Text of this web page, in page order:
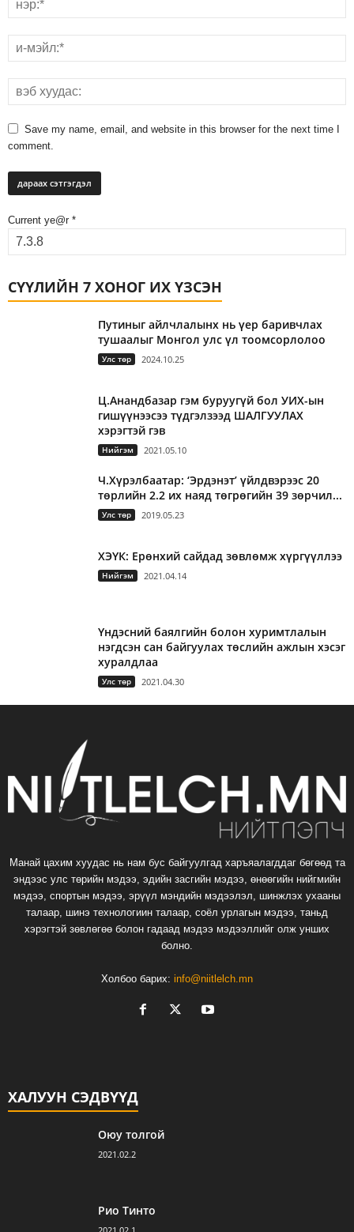
Save my name, email, and website in this browser for the next time I
comment.
Current ye@r *
СҮҮЛИЙН 7 ХОНОГ ИХ ҮЗСЭН
Путиныг айлчлалынх нь үер баривчлах
тушаалыг Монгол улс үл тоомсорлолоо
Улс төр 2024.10.25
Ц.Анандбазар гэм буруугүй бол УИХ-ын
гишүүнээсээ түдгэлзээд ШАЛГУУЛАХ
хэрэгтэй гэв
Нийгэм 2021.05.10
Ч.Хүрэлбаатар: ‘Эрдэнэт’ үйлдвэрээс 20
төрлийн 2.2 их наяд төгрөгийн 39 зөрчил...
Улс төр 2019.05.23
ХЭҮК: Ерөнхий сайдад зөвлөмж хүргүүллээ
Нийгэм 2021.04.14
Үндэсний баялгийн болон хуримтлалын
нэгдсэн сан байгуулах төслийн ажлын хэсэг
хуралдлаа
Улс төр 2021.04.30
Манай цахим хуудас нь нам бус байгуулгад харъяалагддаг бөгөөд та
эндээс улс төрийн мэдээ, эдийн засгийн мэдээ, өнөөгийн нийгмийн
мэдээ, спортын мэдээ, эрүүл мэндийн мэдээлэл, шинжлэх ухааны
талаар, шинэ технологиин талаар, соёл урлагын мэдээ, таньд
хэрэгтэй зөвлөгөө болон гадаад мэдээ мэдээллийг олж унших
болно.
Холбоо барих: info@niitlelch.mn
ХАЛУУН СЭДВҮҮД
Оюу толгой
2021.02.2
Рио Тинто